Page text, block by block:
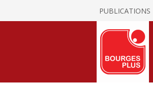
PUBLICATIONS